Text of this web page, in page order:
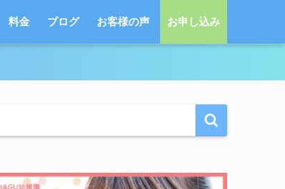
料金 ブログ お客様の声 お申し込み